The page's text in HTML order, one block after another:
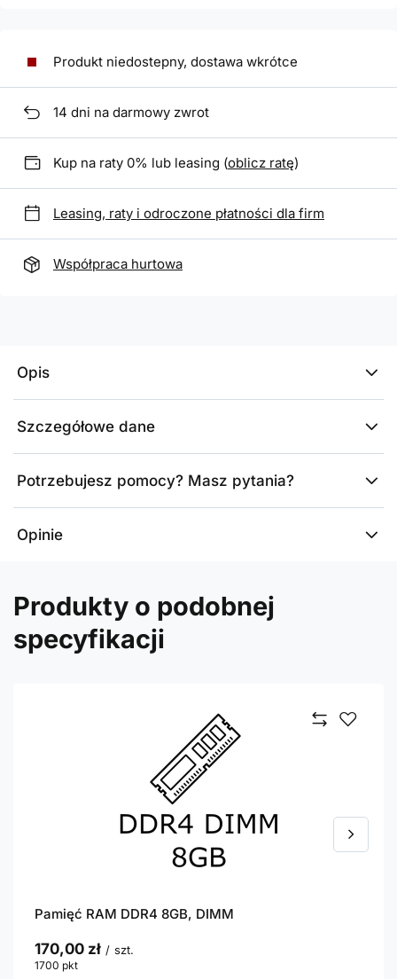
Produkt niedostepny, dostawa wkrótce
14 dni na darmowy zwrot
Kup na raty 0% lub leasing (oblicz ratę)
Leasing, raty i odroczone płatności dla firm
Współpraca hurtowa
Opis
Szczegółowe dane
Potrzebujesz pomocy? Masz pytania?
Opinie
Produkty o podobnej
specyfikacji
Pamięć RAM DDR4 8GB, DIMM
170,00 zł / szt.
1700 pkt